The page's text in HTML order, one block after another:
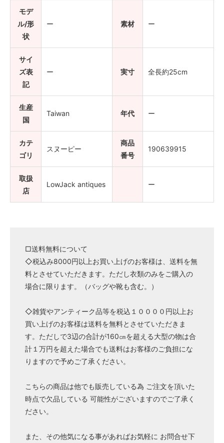
モデ
ル/形
状
ー 素材 ー
サイ
ズ表
記
ー 実寸 全長約25cm
生産
国
Taiwan 年代 ー
カテ
ゴリ
スヌーピー
商品
番号
190639915
取扱
店
LowJack antiques ー
□送料無料について
◇税込み8000円以上お買い上げのお客様は、送料を無
料とさせていただきます。ただし衣類のみをご購入の
場合に限ります。（バッグや靴も含む。）
◇雑貨やアンティーク品等を税込１００００円以上お
買い上げのお客様は送料を無料とさせていただきま
す。ただしで3辺の合計が160㎝を超える大型の物は合
計１万円を超えた場合でも送料はお客様のご負担にな
りますので予めご了承ください。
こちらの商品は他でも販売している為 ご注文を頂いた
時点で欠品している 可能性がございますのでご了承く
ださい。
また、その他気になる事があればお気軽に お問合せ下